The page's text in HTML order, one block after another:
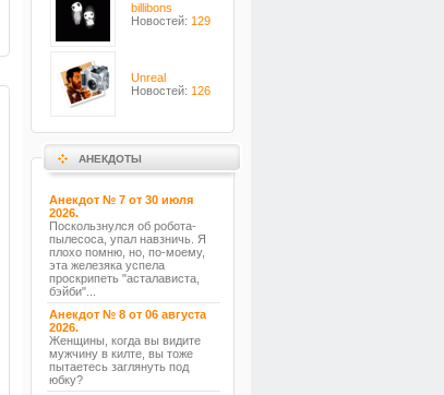
billibons
Новостей: 129
Unreal
Новостей: 126
АНЕКДОТЫ
Анекдот № 7 от 30 июля
2026.
Поскользнулся об робота-
пылесоса, упал навзничь. Я
плохо помню, но, по-моему,
эта железяка успела
проскрипеть "асталависта,
бэйби"...
Анекдот № 8 от 06 августа
2026.
Женщины, когда вы видите
мужчину в килте, вы тоже
пытаетесь заглянуть под
юбку?